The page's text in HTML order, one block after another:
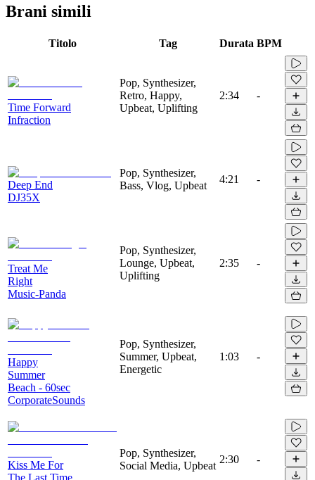
Brani simili
Titolo Tag Durata BPM
Time Forward
Infraction
Pop, Synthesizer,
Retro, Happy,
Upbeat, Uplifting
2:34 -
Deep End
DJ35X
Pop, Synthesizer,
Bass, Vlog, Upbeat
4:21 -
Treat Me
Right
Music-Panda
Pop, Synthesizer,
Lounge, Upbeat,
Uplifting
2:35 -
Happy
Summer
Beach - 60sec
CorporateSounds
Pop, Synthesizer,
Summer, Upbeat,
Energetic
1:03 -
Kiss Me For
The Last Time
Pop, Synthesizer,
Social Media, Upbeat
2:30 -